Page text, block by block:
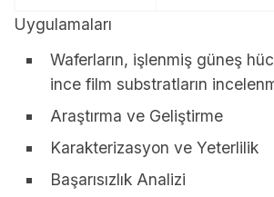
Uygulamaları
Waferların, işlenmiş güneş
ince film substratların
Araştırma ve Geliştirme
Karakterizasyon ve Yeterlilik
Başarısızlık Analizi